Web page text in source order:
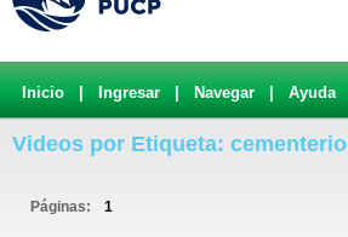
Inicio Ingresar Navegar Ayuda
Videos por Etiqueta: cementerio
Páginas: 1